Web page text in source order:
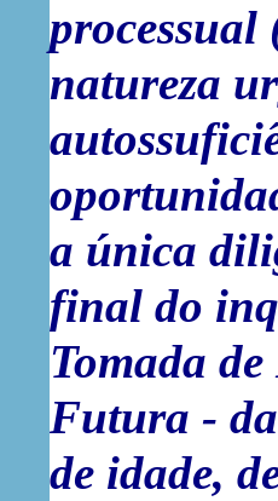
processual
natureza
a única
final do
Tomada
Futura -
de idade,